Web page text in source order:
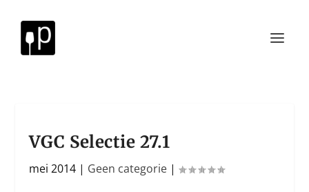
VGC Selectie 27.1
mei 2014 | Geen categorie |